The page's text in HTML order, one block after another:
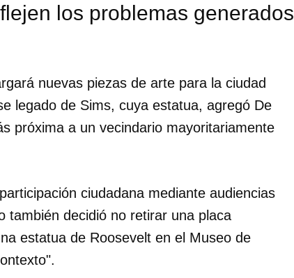
los problemas generados
nuevas piezas de arte para la ciudad
legado de Sims, cuya estatua, agregó De
próxima a un vecindario mayoritariamente
ciudadana mediante audiencias
también decidió no retirar una placa
estatua de Roosevelt en el Museo de